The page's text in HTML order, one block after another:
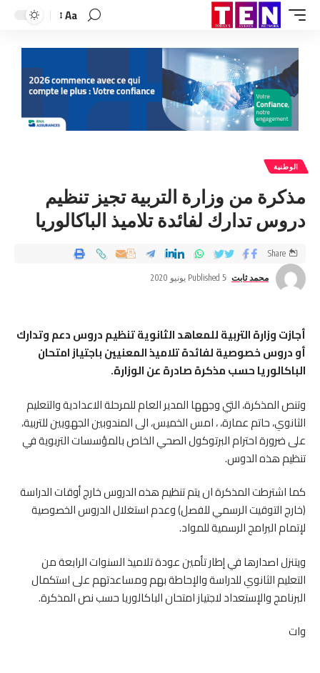
Aa
الوطنية
مذكرة من وزارة التربية تجيز تنظيم
دروس تدارك لفائدة تلاميذ الباكالوريا
محمد ثابت Published 5 يونيو 2020
Share
أجازت وزارة التربية للمعاهد الثانوية تنظيم دروس دعم وتدارك
أو دروس خصوصية لفائدة تلاميذ المعنيين باجتياز امتحان
الباكالوريا حسب مذكرة صادرة عن الوزارة.
وتنص المذكرة، التي وجهها المدير العام للمرحلة الاعدادية والتعليم
الثانوي، حاتم عمارة، ، امس الخميس، الى المندوبين الجهويين للتربية،
على ضرورة احترام البرتوكول الصحي الخاص بالمؤسسات التربوية في
تنظيم هذه الدوس.
كما اشترطت المذكرة ان يتم تنظيم هذه الدروس خارج أوقات الدراسة
(خارج التوقيت الرسمي للفصل) وعدم استغلال الدروس الخصوصية
لإتمام البرامج الرسمية للمواد.
ويتنزل اصدارها في إطار تأمين عودة تلاميذ السنوات الرابعة من
التعليم الثانوي للدراسة والإحاطة بهم ومساعدتهم على استكمال
البرنامج والإستعداد لاجتياز امتحان الباكالوريا حسب نص المذكرة.
وات